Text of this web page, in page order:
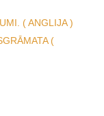
( ANGLIJA )
(